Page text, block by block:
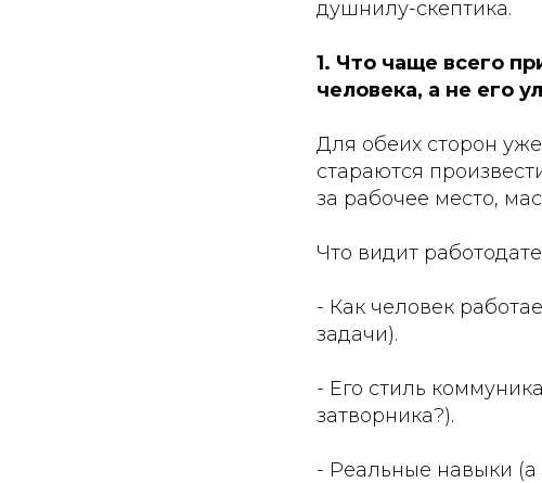
душнилу-скептика.
1. Что чаще всего
человека, а не его
Для обеих сторон
стараются
за рабочее место,
Что видит
- Как человек
задачи).
- Его стиль
затворника?).
- Реальные навыки (а